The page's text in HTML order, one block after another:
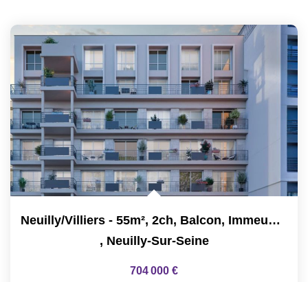
Neuilly/Villiers - 55m², 2ch, Balcon, Immeuble Neuf
, Neuilly-Sur-Seine
704 000 €